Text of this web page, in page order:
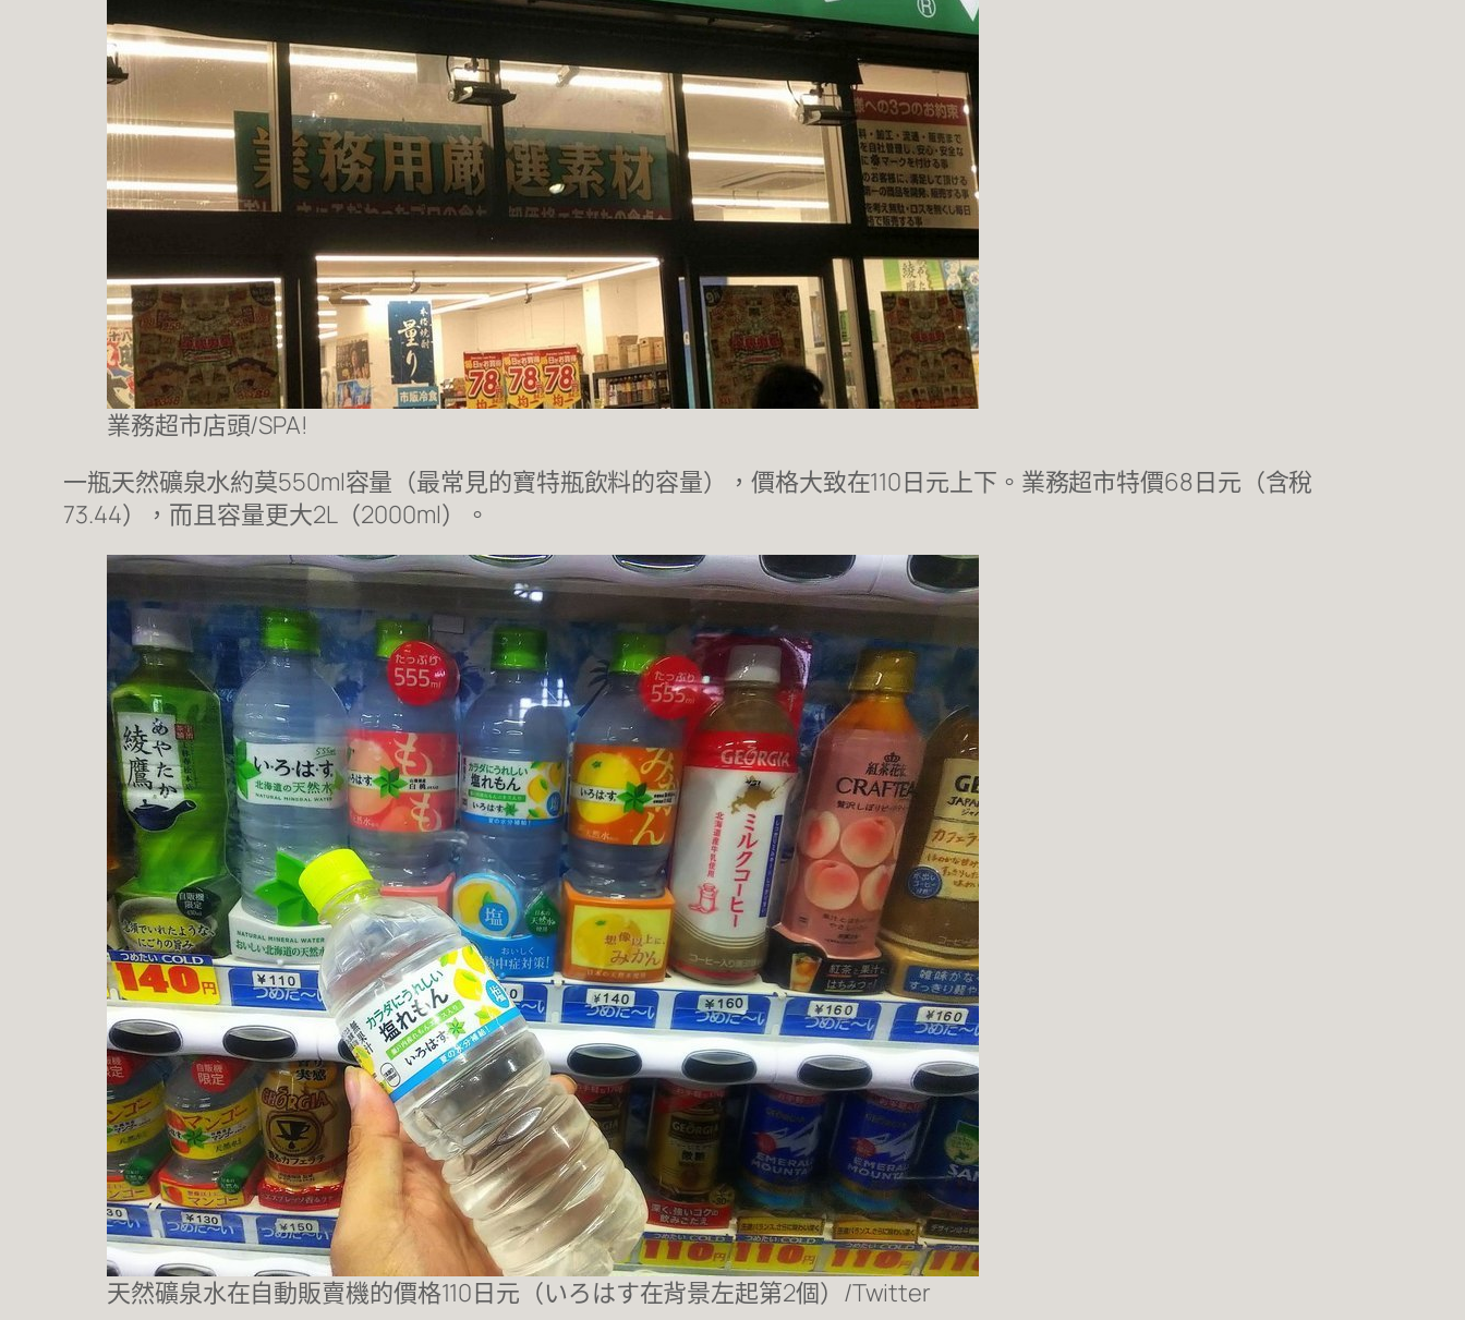
業務超市店頭/SPA!
一瓶天然礦泉水約莫550ml容量（最常見的寶特瓶飲料的容量），價格大致在110日元上下。業務超市特價68日元（含稅
73.44），而且容量更大2L（2000ml）。
天然礦泉水在自動販賣機的價格110日元（いろはす在背景左起第2個）/Twitter